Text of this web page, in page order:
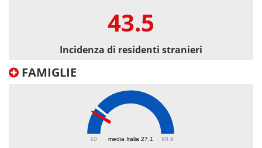
43.5
Incidenza di residenti stranieri
FAMIGLIE
media Italia 27.1
10 90.9